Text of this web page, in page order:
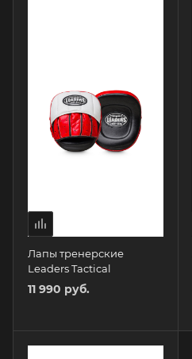
Лапы тренерские
Leaders Tactical
11 990 руб.